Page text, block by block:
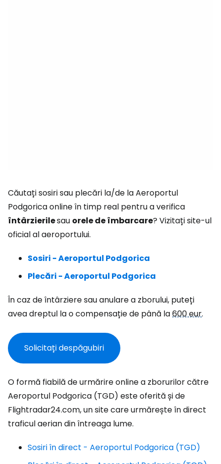
Căutați sosiri sau plecări la/de la Aeroportul
Podgorica online în timp real pentru a verifica
întârzierilesau orele de îmbarcare? Vizitați site-ul
oficial al aeroportului.
Sosiri - Aeroportul Podgorica
Plecări - Aeroportul Podgorica
În caz de întârziere sau anulare a zborului, puteți
avea dreptul la o compensație de până la600 eur.
Solicitați despăgubiri
O formă fiabilă de urmărire online a zborurilor către
Aeroportul Podgorica (TGD) este oferită și de
Flightradar24.com, un site care urmărește în direct
traficul aerian din întreaga lume.
Sosiri în direct - Aeroportul Podgorica (TGD)